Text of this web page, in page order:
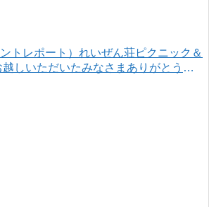
トレポート）れいぜん荘ピクニック＆
しいただいたみなさまありがとうご